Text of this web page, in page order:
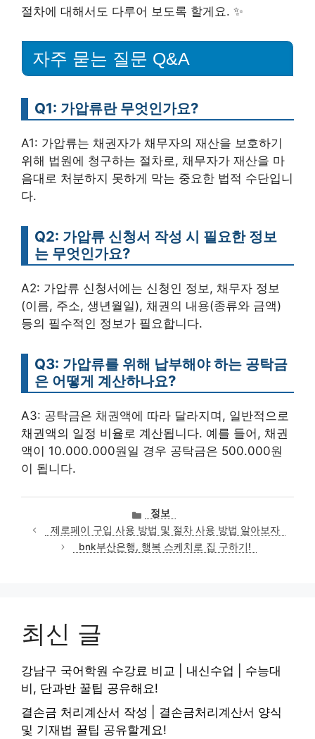
절차에 대해서도 다루어 보도록 할게요. ✨
자주 묻는 질문 Q&A
Q1: 가압류란 무엇인가요?
A1: 가압류는 채권자가 채무자의 재산을 보호하기
위해 법원에 청구하는 절차로, 채무자가 재산을 마
음대로 처분하지 못하게 막는 중요한 법적 수단입니
다.
Q2: 가압류 신청서 작성 시 필요한 정보
는 무엇인가요?
A2: 가압류 신청서에는 신청인 정보, 채무자 정보
(이름, 주소, 생년월일), 채권의 내용(종류와 금액)
등의 필수적인 정보가 필요합니다.
Q3: 가압류를 위해 납부해야 하는 공탁금
은 어떻게 계산하나요?
A3: 공탁금은 채권액에 따라 달라지며, 일반적으로
채권액의 일정 비율로 계산됩니다. 예를 들어, 채권
액이 10.000.000원일 경우 공탁금은 500.000원
이 됩니다.
카
테
고
리
정보
제로페이 구입 사용 방법 및 절차 사용 방법 알아보자
bnk부산은행, 행복 스케치로 집 구하기!
최신 글
강남구 국어학원 수강료 비교 | 내신수업 | 수능대
비, 단과반 꿀팁 공유해요!
결손금 처리계산서 작성 | 결손금처리계산서 양식
및 기재법 꿀팁 공유할게요!